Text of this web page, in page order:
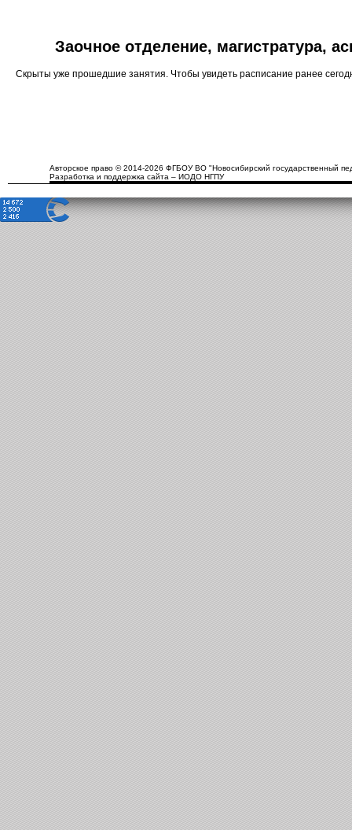
Заочное отделение, магистратура,
Скрыты уже прошедшие занятия. Чтобы увидеть расписание ранее
Авторское право © 2014-2026 ФГБОУ ВО "Новосибирский государственный
Разработка и поддержка сайта – ИОДО НГПУ